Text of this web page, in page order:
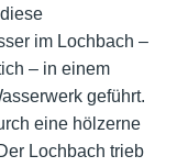
im Lochbach –
– in einem
geführt.
eine hölzerne
Lochbach trieb